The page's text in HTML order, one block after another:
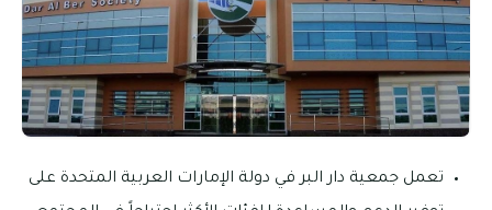
تعمل جمعية دار البر في دولة الإمارات العربية المتحدة على